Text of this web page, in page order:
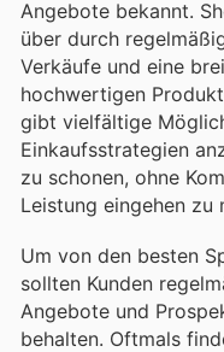
Angebote bekannt.
über durch
Verkäufe und eine
hochwertigen
gibt vielfältige
Einkaufsstrategien
zu schonen, ohne
Leistung eingehen zu
Um von den besten
sollten Kunden
Angebote und
behalten. Oftmals